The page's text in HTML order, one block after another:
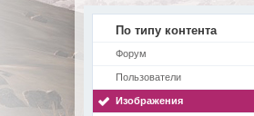
По типу контента
Форум
Пользователи
Изображения